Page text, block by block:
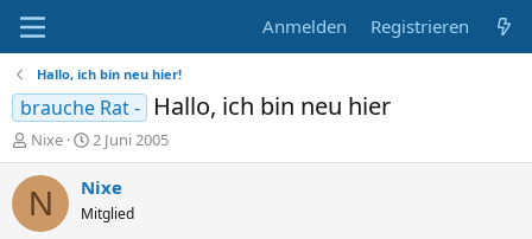
Anmelden Registrieren
Hallo, ich bin neu hier!
brauche Rat - Hallo, ich bin neu hier
E
r
s
t
Nixe
E
r
s
t
e
2 Juni 2005
N Nixe
Mitglied